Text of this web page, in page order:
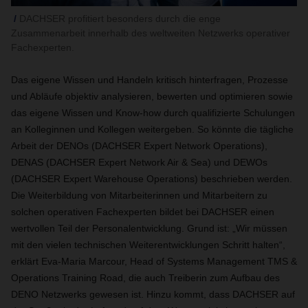
Das eigene Wissen und Handeln kritisch hinterfragen, Prozesse
und Abläufe objektiv analysieren, bewerten und optimieren sowie
das eigene Wissen und Know-how durch qualifizierte Schulungen
an Kolleginnen und Kollegen weitergeben. So könnte die tägliche
Arbeit der DENOs (DACHSER Expert Network Operations),
DENAS (DACHSER Expert Network Air & Sea) und DEWOs
(DACHSER Expert Warehouse Operations) beschrieben werden.
Die Weiterbildung von Mitarbeiterinnen und Mitarbeitern zu
solchen operativen Fachexperten bildet bei DACHSER einen
wertvollen Teil der Personalentwicklung. Grund ist: „Wir müssen
mit den vielen technischen Weiterentwicklungen Schritt halten“,
erklärt Eva-Maria Marcour, Head of Systems Management TMS &
Operations Training Road, die auch Treiberin zum Aufbau des
DENO Netzwerks gewesen ist. Hinzu kommt, dass DACHSER auf